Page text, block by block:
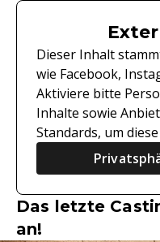
Dieser Inhalt
wie Facebook,
Aktiviere bitte
Inhalte sowie
Standards, um
Das letzte
an!